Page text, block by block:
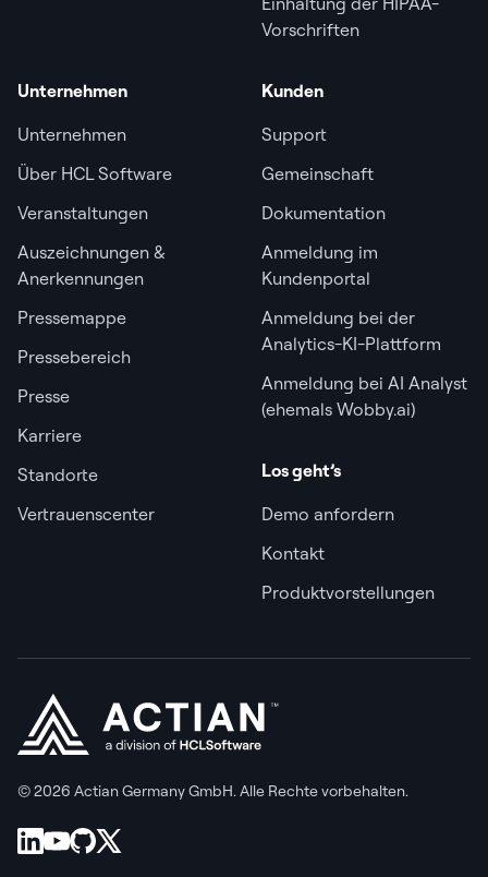
Vorschriften
Unternehmen
Unternehmen
Über HCL Software
Veranstaltungen
Auszeichnungen &
Anerkennungen
Pressemappe
Pressebereich
Presse
Karriere
Standorte
Vertrauenscenter
Kunden
Support
Gemeinschaft
Dokumentation
Anmeldung im
Kundenportal
Anmeldung bei der
Analytics-KI-Plattform
Anmeldung bei AI Analyst
(ehemals Wobby.ai)
Los geht’s
Demo anfordern
Kontakt
Produktvorstellungen
© 2026 Actian Germany GmbH. Alle Rechte vorbehalten.